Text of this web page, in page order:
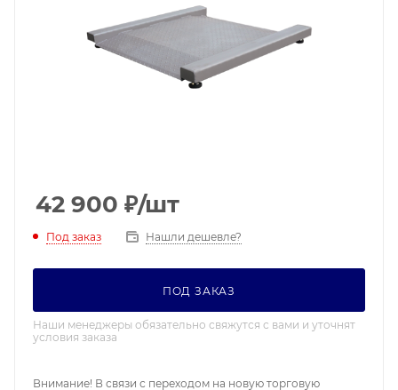
42 900 ₽/шт
Под заказ Нашли дешевле?
ПОД ЗАКАЗ
Наши менеджеры обязательно свяжутся с вами и уточнят
условия заказа
Внимание! В связи с переходом на новую торговую